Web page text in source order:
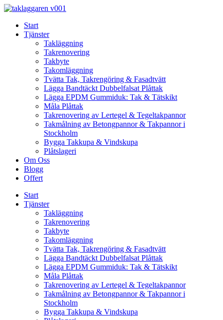
Skip
contentStart
Tjänster
Takläggning
Takrenovering
Takbyte
Takomläggning
Tvätta Tak, Takrengöring & Fasadtvätt
Lägga Bandtäckt Dubbelfalsat Plåttak
Lägga EPDM Gummiduk: Tak & Tätskikt
Måla Plåttak
Takrenovering av Lertegel & Tegeltakpannor
Takmålning av Betongpannor & Takpannor i
Stockholm
Bygga Takkupa & Vindskupa
Plåtslageri
Om Oss
Blogg
Offert
Start
Tjänster
Takläggning
Takrenovering
Takbyte
Takomläggning
Tvätta Tak, Takrengöring & Fasadtvätt
Lägga Bandtäckt Dubbelfalsat Plåttak
Lägga EPDM Gummiduk: Tak & Tätskikt
Måla Plåttak
Takrenovering av Lertegel & Tegeltakpannor
Takmålning av Betongpannor & Takpannor i
Stockholm
Bygga Takkupa & Vindskupa